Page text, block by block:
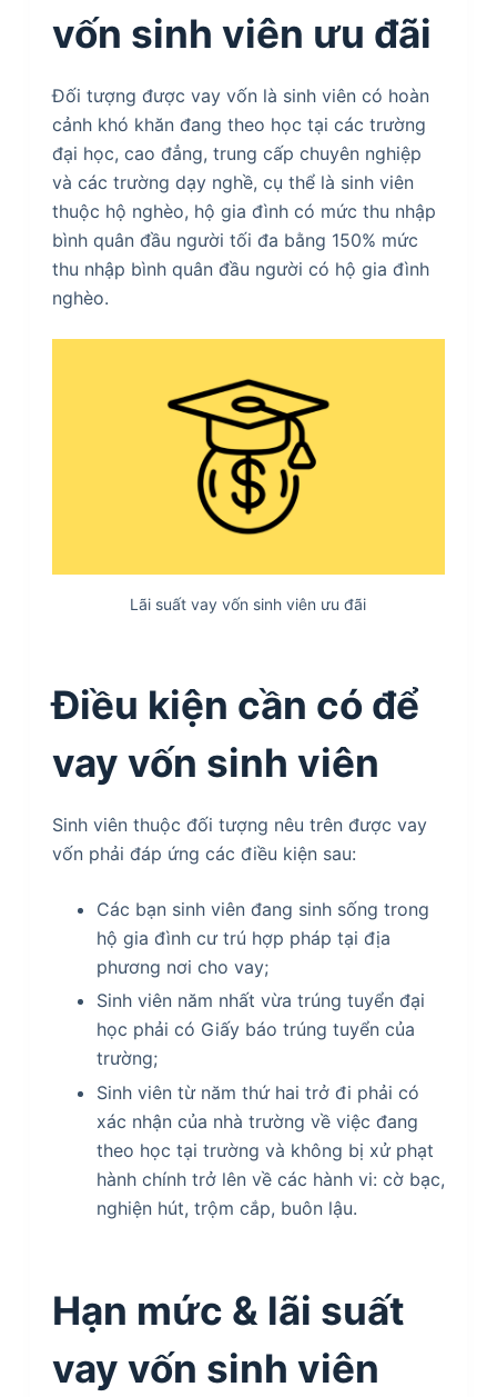
vốn sinh viên ưu đãi
Đối tượng được vay vốn là sinh viên có hoàn
cảnh khó khăn đang theo học tại các trường
đại học, cao đẳng, trung cấp chuyên nghiệp
và các trường dạy nghề, cụ thể là sinh viên
thuộc hộ nghèo, hộ gia đình có mức thu nhập
bình quân đầu người tối đa bằng 150% mức
thu nhập bình quân đầu người có hộ gia đình
nghèo.
Lãi suất vay vốn sinh viên ưu đãi
Điều kiện cần có để
vay vốn sinh viên
Sinh viên thuộc đối tượng nêu trên được vay
vốn phải đáp ứng các điều kiện sau:
Các bạn sinh viên đang sinh sống trong
hộ gia đình cư trú hợp pháp tại địa
phương nơi cho vay;
Sinh viên năm nhất vừa trúng tuyển đại
học phải có Giấy báo trúng tuyển của
trường;
Sinh viên từ năm thứ hai trở đi phải có
xác nhận của nhà trường về việc đang
theo học tại trường và không bị xử phạt
hành chính trở lên về các hành vi: cờ bạc,
nghiện hút, trộm cắp, buôn lậu.
Hạn mức & lãi suất
vay vốn sinh viên